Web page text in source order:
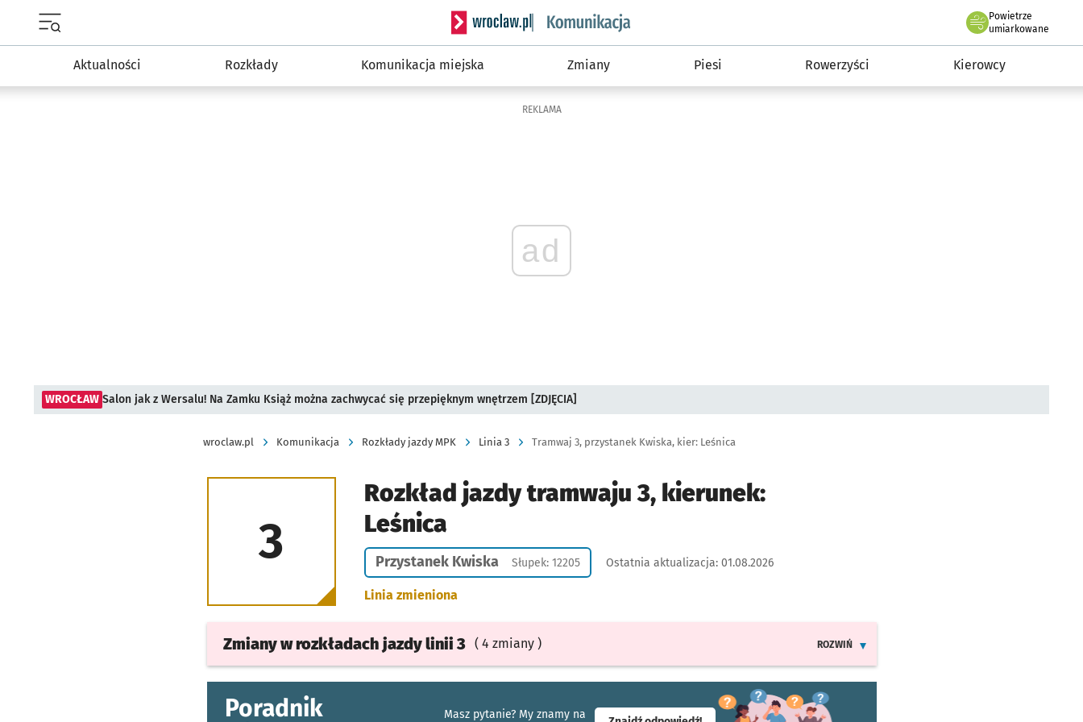
Serwis informacyjny wroclaw.pl podserwis: Komunikacja
Powietrze
we Wrocławiu
umiarkowane
Aktualności Rozkłady Komunikacja miejska Zmiany Piesi Rowerzyści Kierowcy
REKLAMA
ad
WROCŁAW Salon jak z Wersalu! Na Zamku Książ można zachwycać się przepięknym wnętrzem [ZDJĘCIA]
wroclaw.pl Komunikacja Rozkłady jazdy MPK Linia 3 Tramwaj 3, przystanek Kwiska, kier: Leśnica
3
Rozkład jazdy tramwaju 3, kierunek:
Leśnica
Przystanek Kwiska Słupek: 12205 Ostatnia aktualizacja: 01.08.2026
Linia zmieniona
Zmiany w rozkładach jazdylinii 3 ( 4 zmiany )
ROZWIŃ
Poradnik
Masz pytanie? My znamy na